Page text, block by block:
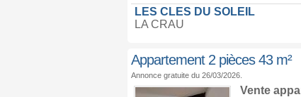
LES CLES DU SOLEIL
LA CRAU
Appartement 2 pièces 43 m²
Annonce gratuite du 26/03/2026.
Vente